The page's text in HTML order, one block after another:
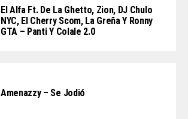
El Alfa Ft. De La Ghetto, Zion, DJ Chulo
NYC, El Cherry Scom, La Greña Y Ronny
GTA – Panti Y Colale 2.0
Amenazzy – Se Jodió